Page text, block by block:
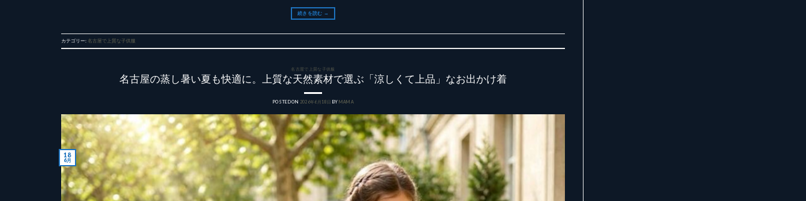
続きを読む →
カテゴリー: 名古屋で上質な子供服
名古屋で上質な子供服
名古屋の蒸し暑い夏も快適に。上質な天然素材で選ぶ「涼しくて上品」なお出かけ着
POSTED ON 2026年6月18日 BY MAMA
18
6月